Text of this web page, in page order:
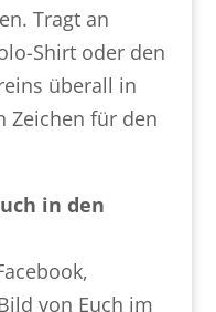
Tragt an
Shirt oder den
überall in
Zeichen für den
in den
von Euch im